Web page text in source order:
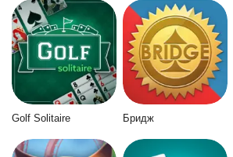
Golf Solitaire Бридж